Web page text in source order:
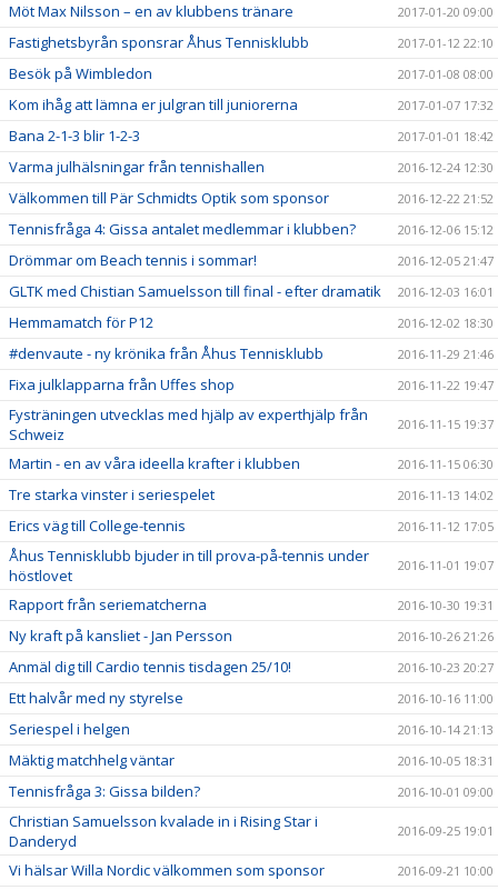
Möt Max Nilsson – en av klubbens tränare 2017-01-20 09:00
Fastighetsbyrån sponsrar Åhus Tennisklubb 2017-01-12 22:10
Besök på Wimbledon 2017-01-08 08:00
Kom ihåg att lämna er julgran till juniorerna 2017-01-07 17:32
Bana 2-1-3 blir 1-2-3 2017-01-01 18:42
Varma julhälsningar från tennishallen 2016-12-24 12:30
Välkommen till Pär Schmidts Optik som sponsor 2016-12-22 21:52
Tennisfråga 4: Gissa antalet medlemmar i klubben? 2016-12-06 15:12
Drömmar om Beach tennis i sommar! 2016-12-05 21:47
GLTK med Chistian Samuelsson till final - efter dramatik 2016-12-03 16:01
Hemmamatch för P12 2016-12-02 18:30
#denvaute - ny krönika från Åhus Tennisklubb 2016-11-29 21:46
Fixa julklapparna från Uffes shop 2016-11-22 19:47
Fysträningen utvecklas med hjälp av experthjälp från
Schweiz
2016-11-15 19:37
Martin - en av våra ideella krafter i klubben 2016-11-15 06:30
Tre starka vinster i seriespelet 2016-11-13 14:02
Erics väg till College-tennis 2016-11-12 17:05
Åhus Tennisklubb bjuder in till prova-på-tennis under
höstlovet
2016-11-01 19:07
Rapport från seriematcherna 2016-10-30 19:31
Ny kraft på kansliet - Jan Persson 2016-10-26 21:26
Anmäl dig till Cardio tennis tisdagen 25/10! 2016-10-23 20:27
Ett halvår med ny styrelse 2016-10-16 11:00
Seriespel i helgen 2016-10-14 21:13
Mäktig matchhelg väntar 2016-10-05 18:31
Tennisfråga 3: Gissa bilden? 2016-10-01 09:00
Christian Samuelsson kvalade in i Rising Star i
Danderyd
2016-09-25 19:01
Vi hälsar Willa Nordic välkommen som sponsor 2016-09-21 10:00